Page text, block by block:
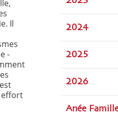
Il
-
effort
2024
2025
2026
Anée